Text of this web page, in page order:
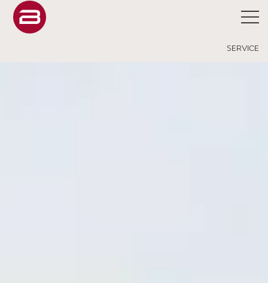
SERVICE